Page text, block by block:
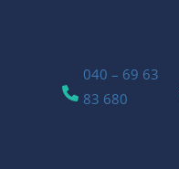
040 – 69 63
83 680